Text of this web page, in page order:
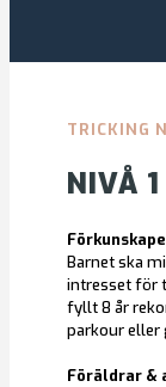
TRICKING
NIVÅ
Barnet ska
intresset för
fyllt 8 år
parkour
Föräldrar &